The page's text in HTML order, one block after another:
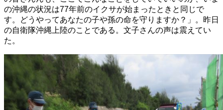
の沖縄の状況は77年前のイクサが始まったときと同じで
す。どうやってあなたの子や孫の命を守りますか？」。昨日
の自衛隊沖縄上陸のことである。文子さんの声は震えてい
た。